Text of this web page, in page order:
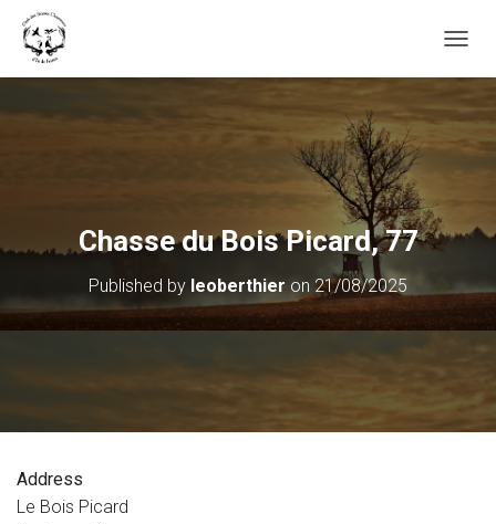
Chasse du Bois Picard, 77
Published by leoberthier on 21/08/2025
Address
Le Bois Picard